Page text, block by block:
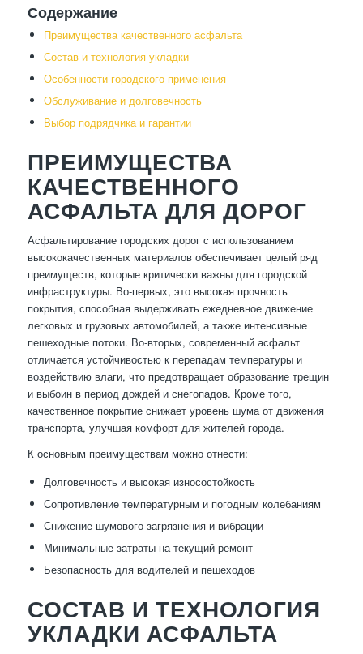
Содержание
Преимущества качественного асфальта
Состав и технология укладки
Особенности городского применения
Обслуживание и долговечность
Выбор подрядчика и гарантии
ПРЕИМУЩЕСТВА
КАЧЕСТВЕННОГО
АСФАЛЬТА ДЛЯ ДОРОГ
Асфальтирование городских дорог с использованием
высококачественных материалов обеспечивает целый ряд
преимуществ, которые критически важны для городской
инфраструктуры. Во-первых, это высокая прочность
покрытия, способная выдерживать ежедневное движение
легковых и грузовых автомобилей, а также интенсивные
пешеходные потоки. Во-вторых, современный асфальт
отличается устойчивостью к перепадам температуры и
воздействию влаги, что предотвращает образование трещин
и выбоин в период дождей и снегопадов. Кроме того,
качественное покрытие снижает уровень шума от движения
транспорта, улучшая комфорт для жителей города.
К основным преимуществам можно отнести:
Долговечность и высокая износостойкость
Сопротивление температурным и погодным колебаниям
Снижение шумового загрязнения и вибрации
Минимальные затраты на текущий ремонт
Безопасность для водителей и пешеходов
СОСТАВ И ТЕХНОЛОГИЯ
УКЛАДКИ АСФАЛЬТА